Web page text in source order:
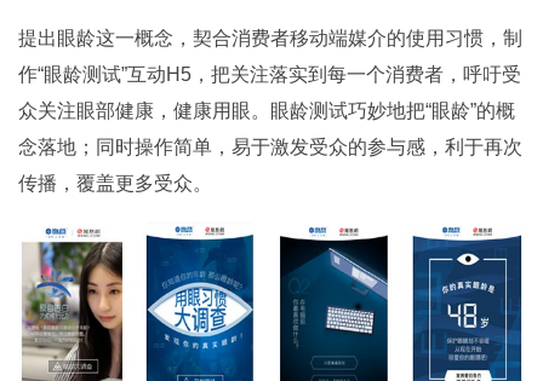
提出眼龄这一概念，契合消费者移动端媒介的使用习惯，制
作“眼龄测试”互动H5，把关注落实到每一个消费者，呼吁受
众关注眼部健康，健康用眼。眼龄测试巧妙地把“眼龄”的概
念落地；同时操作简单，易于激发受众的参与感，利于再次
传播，覆盖更多受众。